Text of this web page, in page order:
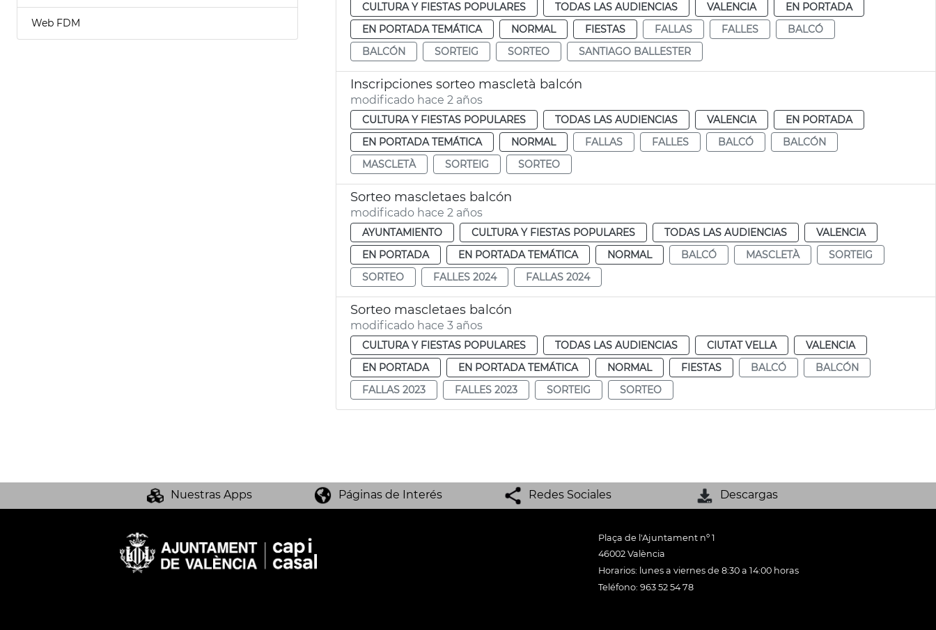
Web FDM
CULTURA Y FIESTAS POPULARES TODAS LAS AUDIENCIAS VALENCIA
EN PORTADA
EN PORTADA TEMÁTICA
NORMAL FIESTAS FALLAS FALLES
BALCÓ
BALCÓN
SORTEIG SORTEO SANTIAGO BALLESTER
Inscripciones sorteo mascletà balcón
modificado hace 2 años
CULTURA Y FIESTAS POPULARES TODAS LAS AUDIENCIAS VALENCIA
EN PORTADA
EN PORTADA TEMÁTICA
NORMAL FALLAS FALLES BALCÓ
BALCÓN
MASCLETÀ
SORTEIG SORTEO
Sorteo mascletaes balcón
modificado hace 2 años
AYUNTAMIENTO CULTURA Y FIESTAS POPULARES TODAS LAS AUDIENCIAS
VALENCIA
EN PORTADA
EN PORTADA TEMÁTICA NORMAL BALCÓ MASCLETÀ
SORTEIG
SORTEO
FALLES 2024 FALLAS 2024
Sorteo mascletaes balcón
modificado hace 3 años
CULTURA Y FIESTAS POPULARES TODAS LAS AUDIENCIAS CIUTAT VELLA
VALENCIA
EN PORTADA
EN PORTADA TEMÁTICA NORMAL FIESTAS BALCÓ
BALCÓN
FALLAS 2023
FALLES 2023 SORTEIG SORTEO
Nuestras Apps Páginas de Interés Redes Sociales Descargas
Plaça de l'Ajuntament nº 1
46002 València
Horarios: lunes a viernes de 8:30 a 14:00 horas
Teléfono: 963 52 54 78